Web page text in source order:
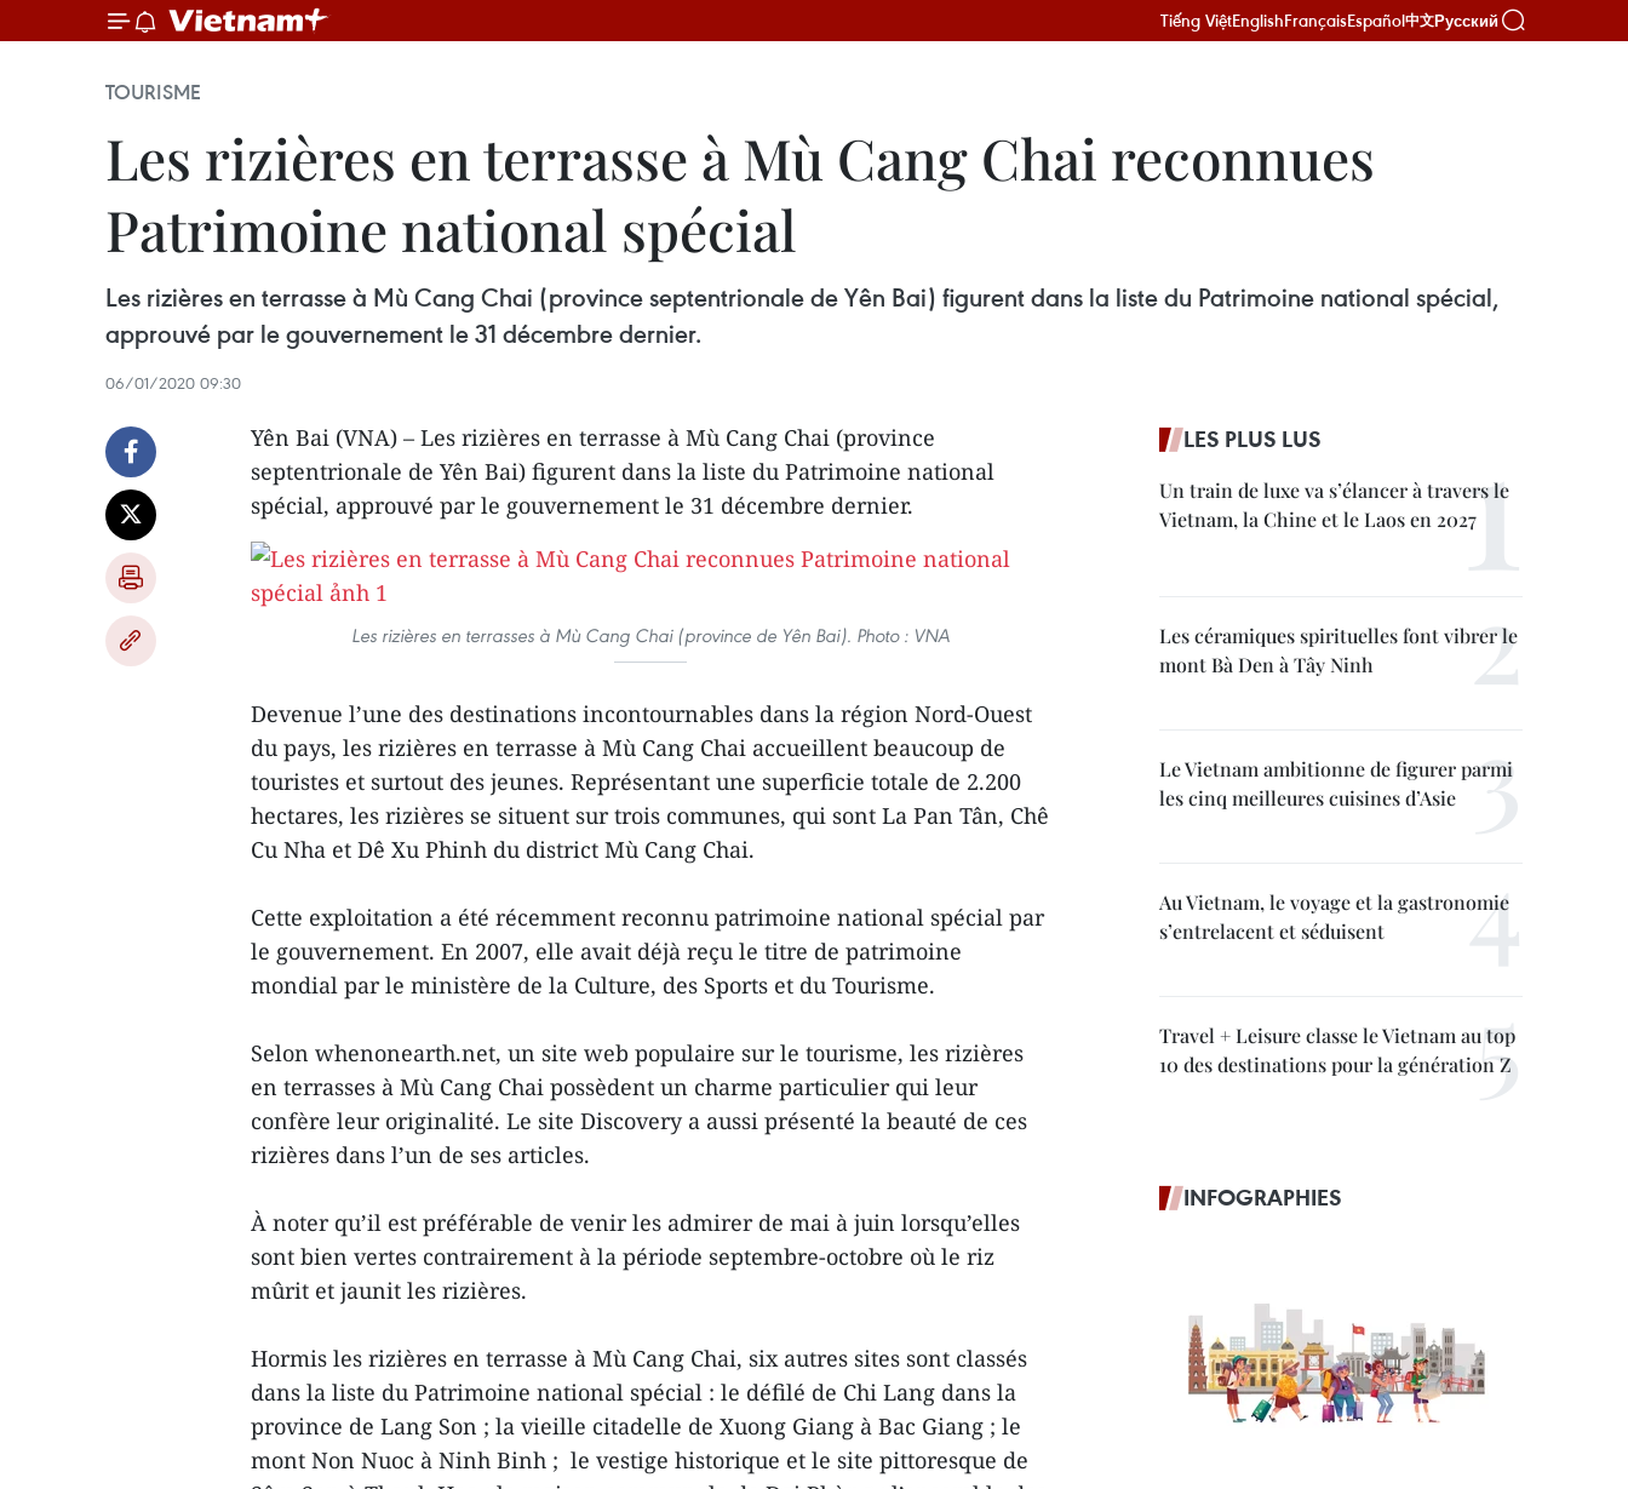
Tiếng ViệtEnglishFrançaisEspañol中文Русский
TOURISME
Les rizières en terrasse à Mù Cang Chai reconnues
Patrimoine national spécial
Les rizières en terrasse à Mù Cang Chai (province septentrionale de Yên Bai) figurent dans la liste du Patrimoine national spécial,
approuvé par le gouvernement le 31 décembre dernier.
06/01/2020 09:30
Yên Bai (VNA) – Les rizières en terrasse à Mù Cang Chai (province
septentrionale de Yên Bai) figurent dans la liste du Patrimoine national
spécial, approuvé par le gouvernement le 31 décembre dernier.
Les rizières en terrasses à Mù Cang Chai (province de Yên Bai). Photo : VNA
Devenue l’une des destinations incontournables dans la région Nord-Ouest
du pays, les rizières en terrasse à Mù Cang Chai accueillent beaucoup de
touristes et surtout des jeunes. Représentant une superficie totale de 2.200
hectares, les rizières se situent sur trois communes, qui sont La Pan Tân, Chê
Cu Nha et Dê Xu Phinh du district Mù Cang Chai.
Cette exploitation a été récemment reconnu patrimoine national spécial par
le gouvernement. En 2007, elle avait déjà reçu le titre de patrimoine
mondial par le ministère de la Culture, des Sports et du Tourisme.
Selon whenonearth.net, un site web populaire sur le tourisme, les rizières
en terrasses à Mù Cang Chai possèdent un charme particulier qui leur
confère leur originalité. Le site Discovery a aussi présenté la beauté de ces
rizières dans l’un de ses articles.
À noter qu’il est préférable de venir les admirer de mai à juin lorsqu’elles
sont bien vertes contrairement à la période septembre-octobre où le riz
mûrit et jaunit les rizières.
Hormis les rizières en terrasse à Mù Cang Chai, six autres sites sont classés
dans la liste du Patrimoine national spécial : le défilé de Chi Lang dans la
province de Lang Son ; la vieille citadelle de Xuong Giang à Bac Giang ; le
mont Non Nuoc à Ninh Binh ; le vestige historique et le site pittoresque de
LES PLUS LUS
Un train de luxe va s’élancer à travers le
Vietnam, la Chine et le Laos en 2027
Les céramiques spirituelles font vibrer le
mont Bà Den à Tây Ninh
Le Vietnam ambitionne de figurer parmi
les cinq meilleures cuisines d’Asie
Au Vietnam, le voyage et la gastronomie
s’entrelacent et séduisent
Travel + Leisure classe le Vietnam au top
10 des destinations pour la génération Z
INFOGRAPHIES